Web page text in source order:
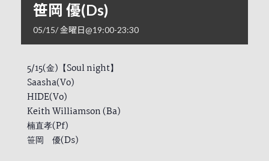
笹岡 優(Ds)
05/15/ 金曜日@19:00-23:30
5/15(金)【Soul night】
Saasha(Vo)
HIDE(Vo)
Keith Williamson (Ba)
楠直孝(Pf)
笹岡 優(Ds)